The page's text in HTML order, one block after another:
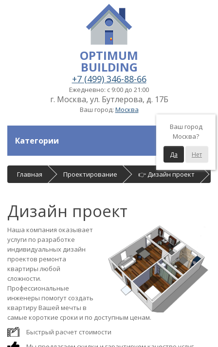
OPTIMUM
BUILDING
+7 (499) 346-88-66
Ежедневно: с 9:00 до 21:00
г. Москва, ул. Бутлерова, д. 17Б
Ваш город: Москва
Ваш город
Москва?
Да Нет
Категории
Главная Проектирование 👉 Дизайн проект
Дизайн проект
Наша компания оказывает
услуги по разработке
индивидуальных дизайн
проектов ремонта
квартиры любой
сложности.
Профессиональные
инженеры помогут создать
квартиру Вашей мечты в
самые короткие сроки и по доступным ценам.
Быстрый расчет стоимости